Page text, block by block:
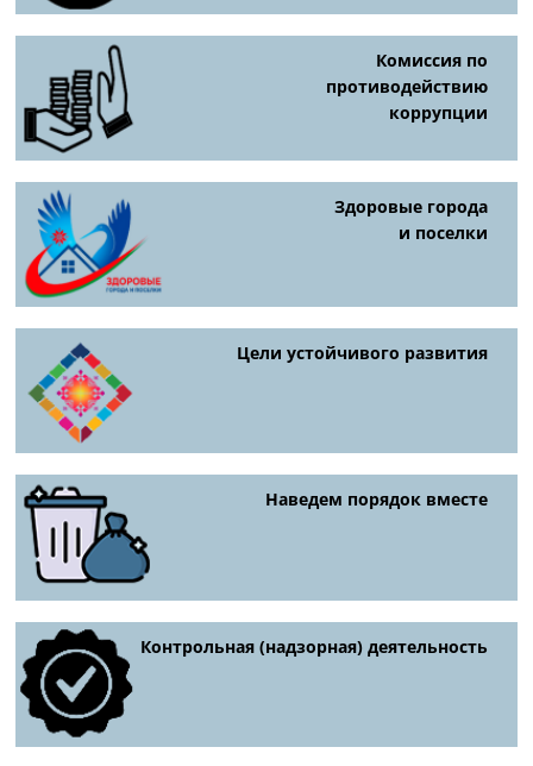
Комиссия по
противодействию
коррупции
Здоровые города
и поселки
Цели устойчивого развития
Наведем порядок вместе
Контрольная (надзорная) деятельность